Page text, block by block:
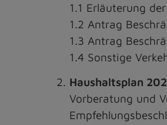
1.1 Erläuterung
1.2 Antrag
1.3 Antrag
1.4 Sonstige
Haushaltsplan
Vorberatung und